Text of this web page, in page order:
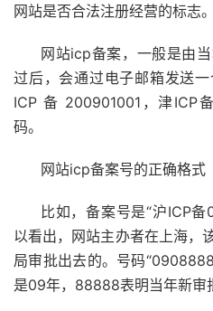
网站是否合法注册经营的标志。
网站icp备案，一般是由
过后，会通过电子邮箱发送
ICP 备 200901001，津ICP
码。
网站icp备案号的正确格式
比如，备案号是“沪ICP
以看出，网站主办者在上海，
局审批出去的。号码
是09年，88888表明当年新审